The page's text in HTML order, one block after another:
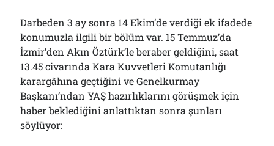
Darbeden 3 ay sonra 14 Ekim’de verdiği ek ifadede
konumuzla ilgili bir bölüm var. 15 Temmuz’da
İzmir’den Akın Öztürk’le beraber geldiğini, saat
13.45 civarında Kara Kuvvetleri Komutanlığı
karargâhına geçtiğini ve Genelkurmay
Başkanı’ndan YAŞ hazırlıklarını görüşmek için
haber beklediğini anlattıktan sonra şunları
söylüyor: